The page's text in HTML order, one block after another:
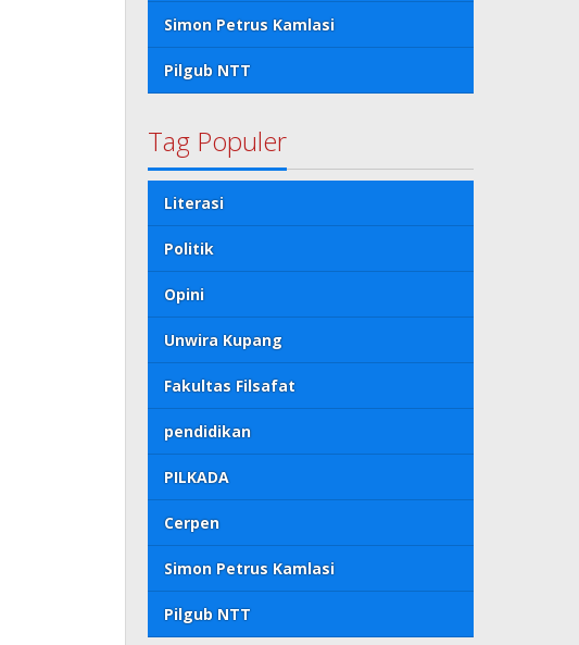
Simon Petrus Kamlasi
Pilgub NTT
Tag Populer
Literasi
Politik
Opini
Unwira Kupang
Fakultas Filsafat
pendidikan
PILKADA
Cerpen
Simon Petrus Kamlasi
Pilgub NTT